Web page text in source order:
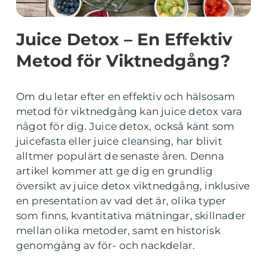
Juice Detox – En Effektiv
Metod för Viktnedgång?
Om du letar efter en effektiv och hälsosam
metod för viktnedgång kan juice detox vara
något för dig. Juice detox, också känt som
juicefasta eller juice cleansing, har blivit
alltmer populärt de senaste åren. Denna
artikel kommer att ge dig en grundlig
översikt av juice detox viktnedgång, inklusive
en presentation av vad det är, olika typer
som finns, kvantitativa mätningar, skillnader
mellan olika metoder, samt en historisk
genomgång av för- och nackdelar.